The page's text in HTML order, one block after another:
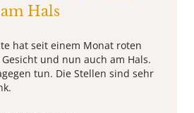
Hals
hat seit einem Monat roten
und nun auch am Hals.
tun. Die Stellen sind sehr